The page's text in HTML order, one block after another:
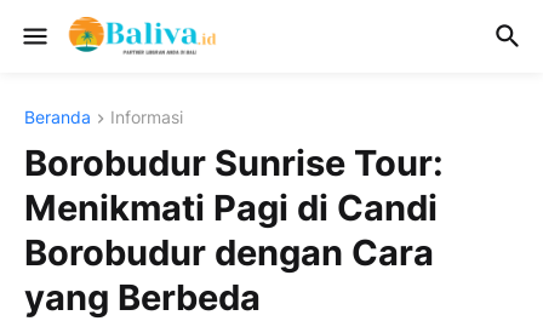
Beranda Informasi
Borobudur Sunrise Tour:
Menikmati Pagi di Candi
Borobudur dengan Cara
yang Berbeda